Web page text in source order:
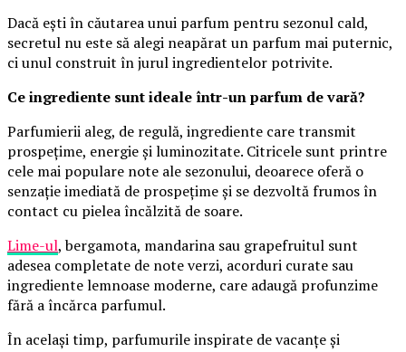
Dacă ești în căutarea unui parfum pentru sezonul cald,
secretul nu este să alegi neapărat un parfum mai puternic,
ci unul construit în jurul ingredientelor potrivite.
Ce ingrediente sunt ideale într-un parfum de vară?
Parfumierii aleg, de regulă, ingrediente care transmit
prospețime, energie și luminozitate. Citricele sunt printre
cele mai populare note ale sezonului, deoarece oferă o
senzație imediată de prospețime și se dezvoltă frumos în
contact cu pielea încălzită de soare.
Lime-ul, bergamota, mandarina sau grapefruitul sunt
adesea completate de note verzi, acorduri curate sau
ingrediente lemnoase moderne, care adaugă profunzime
fără a încărca parfumul.
În același timp, parfumurile inspirate de vacanțe și